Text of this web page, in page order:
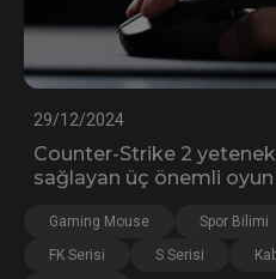
29/12/2024
Counter-Strike 2
sağlayan üç önemli
Gaming Mouse Spor Bilimi
FK Serisi
S Serisi